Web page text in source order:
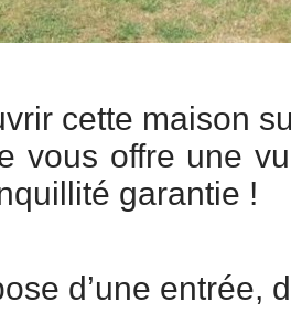
cette maison
vous offre une
garantie !
d’une entrée,